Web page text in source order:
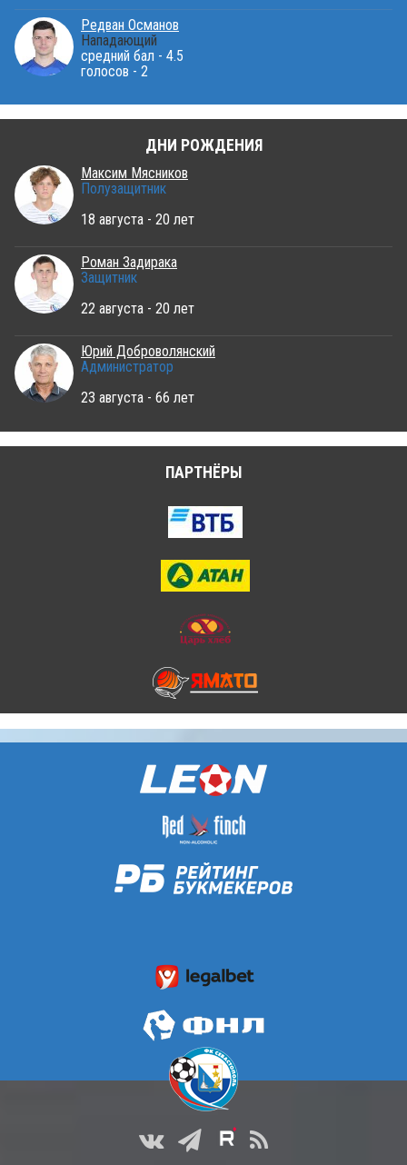
Редван Османов
Нападающий
средний бал - 4.5
голосов - 2
ДНИ РОЖДЕНИЯ
Максим Мясников
Полузащитник
18 августа - 20 лет
Роман Задирака
Защитник
22 августа - 20 лет
Юрий Доброволянский
Администратор
23 августа - 66 лет
ПАРТНЁРЫ